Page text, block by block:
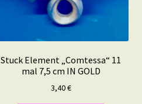
Stuck Element „Comtessa“ 11
mal 7,5 cm IN GOLD
3,40€